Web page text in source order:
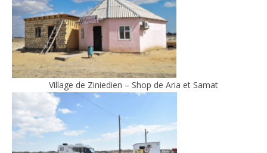
Village de Ziniedien – Shop de Aria et Samat